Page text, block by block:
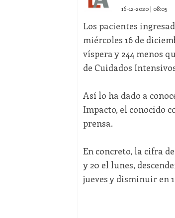
16-12-2020 | 08:05
Los pacientes
miércoles 16 de
víspera y 244 menos
de Cuidados
Así lo ha dado a
Impacto, el conocido
prensa.
En concreto, la cifra
y 20 el lunes,
jueves y disminuir en